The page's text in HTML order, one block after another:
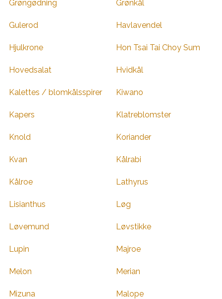
Grøngødning Grønkål
Gulerod Havlavendel
Hjulkrone Hon Tsai Tai Choy Sum
Hovedsalat Hvidkål
Kalettes / blomkålsspirer Kiwano
Kapers Klatreblomster
Knold Koriander
Kvan Kålrabi
Kålroe Lathyrus
Lisianthus Løg
Løvemund Løvstikke
Lupin Majroe
Melon Merian
Mizuna Malope